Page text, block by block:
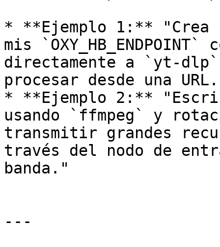
* **Ejemplo 1:**
mis
directamente a `yt-
procesar desde una
* **Ejemplo 2:**
usando `ffmpeg` y
transmitir grandes
través del nodo de
banda."
---